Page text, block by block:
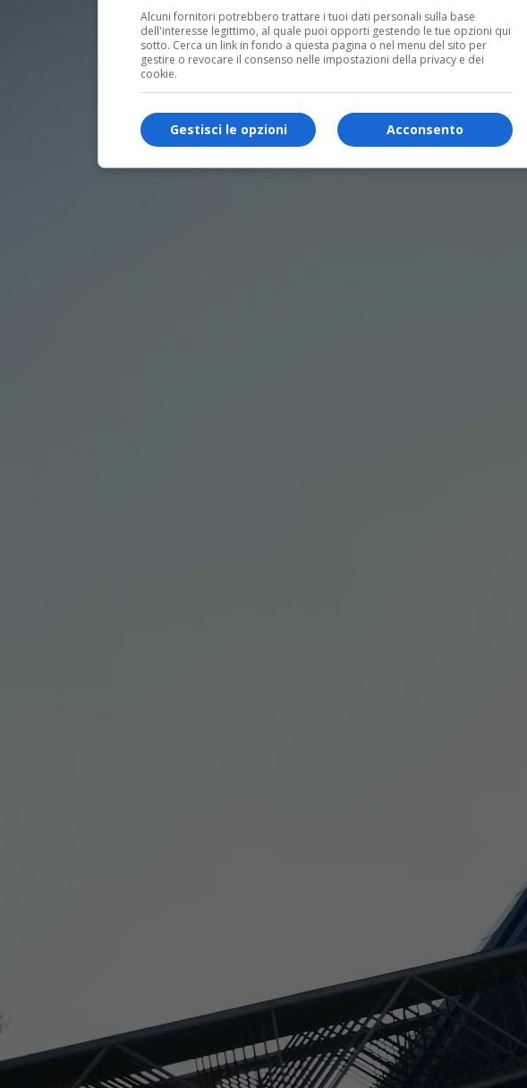
Alcuni fornitori potrebbero trattare i tuoi dati personali sulla base
dell'interesse legittimo, al quale puoi opporti gestendo le tue opzioni qui
sotto. Cerca un link in fondo a questa pagina o nel menu del sito per
gestire o revocare il consenso nelle impostazioni della privacy e dei
cookie.
Acconsento
Gestisci le opzioni